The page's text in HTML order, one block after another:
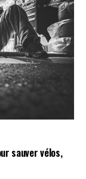
sauver vélos,